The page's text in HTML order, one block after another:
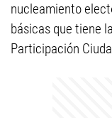
nucleamiento
básicas que tiene
Participación